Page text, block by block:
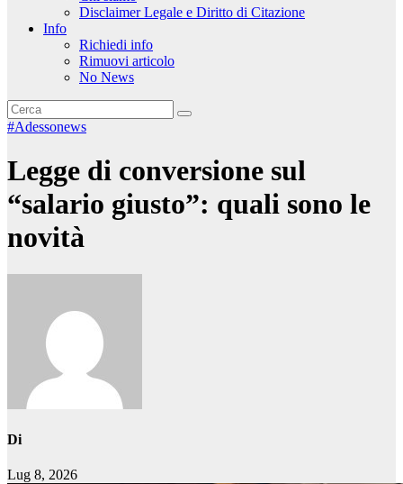
Disclaimer Legale e Diritto di Citazione
Info
Richiedi info
Rimuovi articolo
No News
#Adessonews
Legge di conversione sul
“salario giusto”: quali sono le
novità
Di
Lug 8, 2026